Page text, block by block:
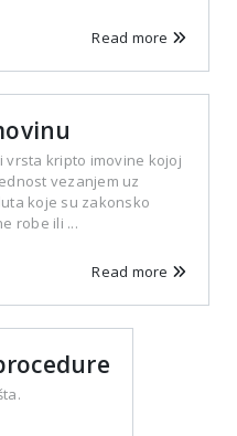
Read more
vrsta kripto imovine kojoj
vezanjem uz
koje su zakonsko
robe ili ...
Read more